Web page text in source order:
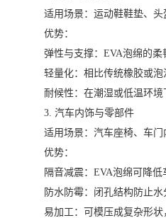
适用场景：运动鞋鞋垫、头
优势：
弹性与支撑：EVA泡绵的柔
轻量化：相比传统橡胶或泡
耐候性：在潮湿或低温环境
3. 汽车内饰与零部件
适用场景：汽车座椅、车门
优势：
隔音减震：EVA泡绵可降低
防水防霉：闭孔结构防止水
易加工：可模压成复杂形状